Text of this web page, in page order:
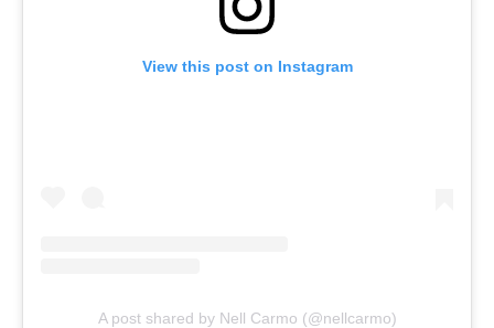
View this post on Instagram
A post shared by Nell Carmo (@nellcarmo)